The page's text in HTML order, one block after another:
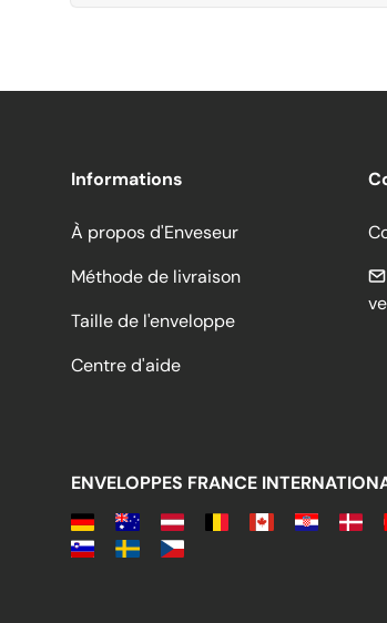
Informations
À propos d'Enveseur
Méthode de livraison
Taille de l'enveloppe
Centre d'aide
ENVELOPPES FRANCE